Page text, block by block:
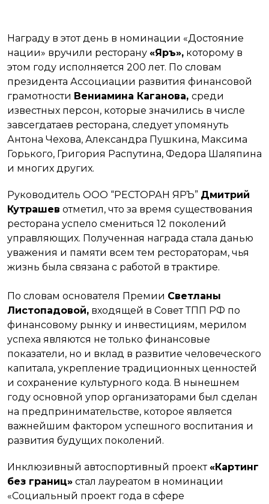
Награду в этот день в номинации «Достояние
нации» вручили ресторану «Яръ», которому в
этом году исполняется 200 лет. По словам
президента Ассоциации развития финансовой
грамотности Вениамина Каганова, среди
известных персон, которые значились в числе
завсегдатаев ресторана, следует упомянуть
Антона Чехова, Александра Пушкина, Максима
Горького, Григория Распутина, Федора Шаляпина
и многих других.
Руководитель ООО “РЕСТОРАН ЯРЪ” Дмитрий
Кутрашев отметил, что за время существования
ресторана успело смениться 12 поколений
управляющих. Полученная награда стала данью
уважения и памяти всем тем рестораторам, чья
жизнь была связана с работой в трактире.
По словам основателя Премии Светланы
Листопадовой, входящей в Совет ТПП РФ по
финансовому рынку и инвестициям, мерилом
успеха являются не только финансовые
показатели, но и вклад в развитие человеческого
капитала, укрепление традиционных ценностей
и сохранение культурного кода. В нынешнем
году основной упор организаторами был сделан
на предпринимательстве, которое является
важнейшим фактором успешного воспитания и
развития будущих поколений.
Инклюзивный автоспортивный проект«Картинг
без границ» стал лауреатом в номинации
«Социальный проект года в сфере